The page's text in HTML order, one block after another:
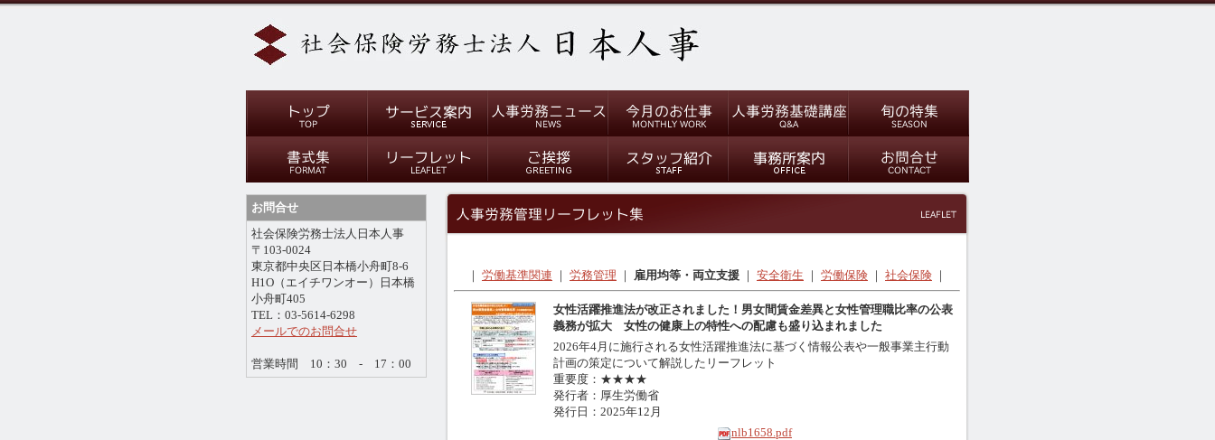
｜ 労働基準関連 ｜ 労務管理 ｜ 雇用均等・両立支援 ｜ 安全衛生 ｜ 労働保険 ｜ 社会保険 ｜
女性活躍推進法が改正されました！男女間賃金差異と女性管理職比率の公表
義務が拡大 女性の健康上の特性への配慮も盛り込まれました
2026年4月に施行される女性活躍推進法に基づく情報公表や一般事業主行動
計画の策定について解説したリーフレット
重要度：★★★★
発行者：厚生労働省
発行日：2025年12月
nlb1658.pdf
お問合せ
社会保険労務士法人日本人事
〒103-0024
東京都中央区日本橋小舟町8-6
H1O（エイチワンオー）日本橋
小舟町405
TEL：03-5614-6298
メールでのお問合せ
営業時間 10：30 - 17：00